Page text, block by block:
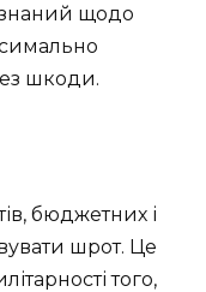
щодо
шкоди.
бюджетних і
шрот. Це
того,